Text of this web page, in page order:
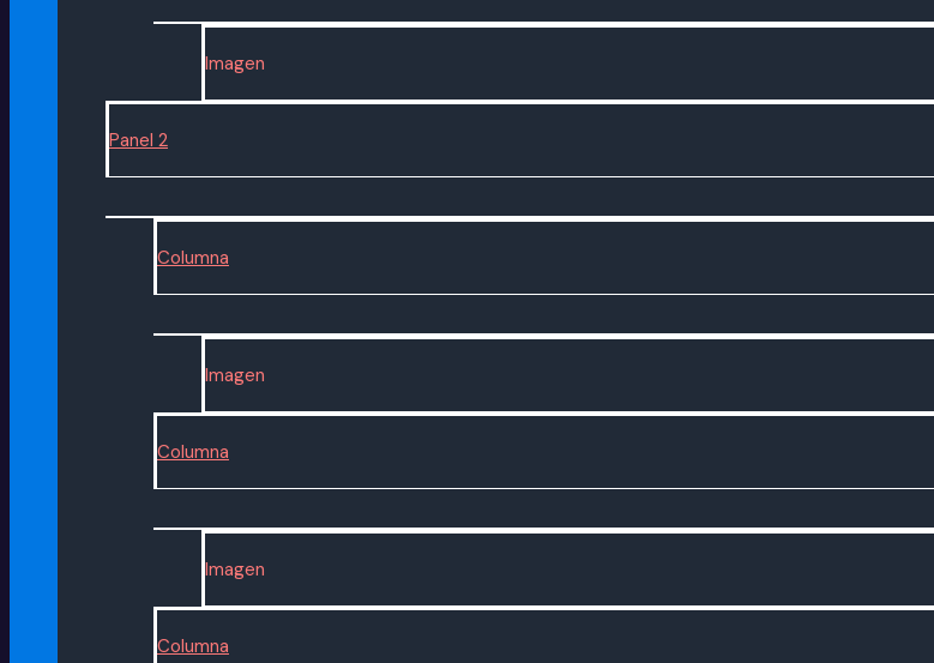
Imagen
Panel 2
Columna
Imagen
Columna
Imagen
Columna